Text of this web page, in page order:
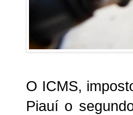
O ICMS,
Piauí o